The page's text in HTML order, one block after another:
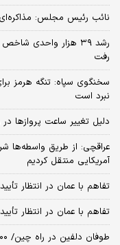
نائب رئیس مجلس: مذاکره‌ای
رشد ۳۹ هزار واحدی
رفت
سخنگوی سپاه: تنگه هرمز
نبرد است
دلیل تغییر ساعت پروازها
عراقچی: از طریق واسطه‌ها
آمریکایی منتقل کردیم
تفاهم با عمان در انتظار
تفاهم با عمان در انتظار
طوفان دلفین در راه چین/ ۱۳۰۰ پرواز لغو شد